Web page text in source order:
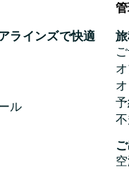
ラインズで快適
ル